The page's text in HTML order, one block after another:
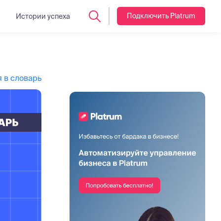
Истории успеха Подключить Platrum
в словарь